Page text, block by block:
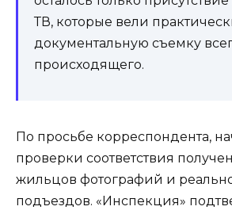
ТВ, которые вели
документальную съемку
происходящего.
По просьбе корреспондента,
проверки соответствия
жильцов фотографий и
подъездов. «Инспекция»